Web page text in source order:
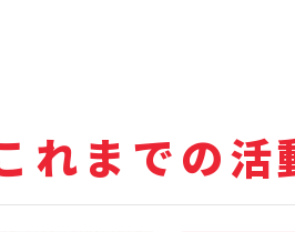
れまでの活